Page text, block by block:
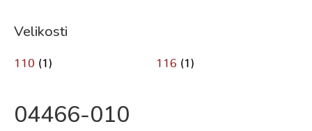
Velikosti
110 (1) 116 (1)
04466-010